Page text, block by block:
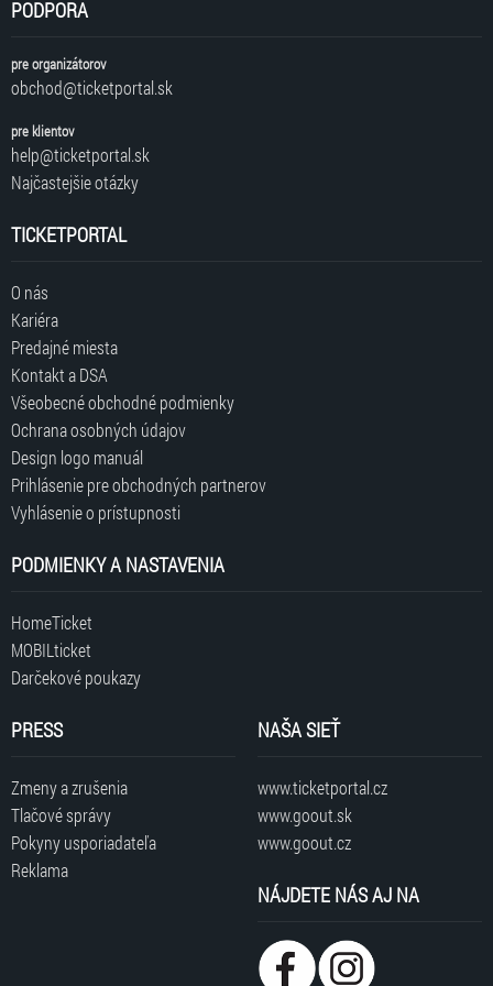
PODPORA
pre organizátorov
obchod@ticketportal.sk
pre klientov
help@ticketportal.sk
Najčastejšie otázky
TICKETPORTAL
O nás
Kariéra
Predajné miesta
Kontakt a DSA
Všeobecné obchodné podmienky
Ochrana osobných údajov
Design logo manuál
Prihlásenie pre obchodných partnerov
Vyhlásenie o prístupnosti
PODMIENKY A NASTAVENIA
HomeTicket
MOBILticket
Darčekové poukazy
PRESS
Zmeny a zrušenia
Tlačové správy
Pokyny usporiadateľa
Reklama
NAŠA SIEŤ
www.ticketportal.cz
www.goout.sk
www.goout.cz
NÁJDETE NÁS AJ NA